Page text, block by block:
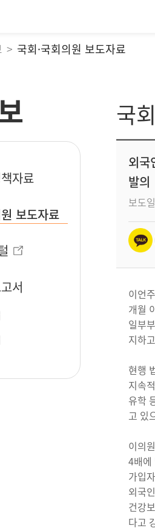
국회·국회의원 보도자료
자료
보도자료
서
국
외국
발의
보도일
이언
개월
일부
지하
현행
지속
유학
고 있
이의
4배에
가입
외국
건강
다고